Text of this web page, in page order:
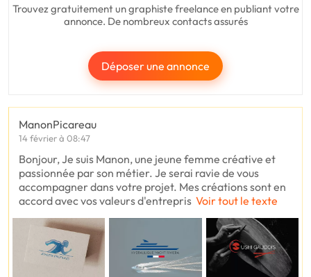
Trouvez gratuitement un graphiste freelance en publiant votre
annonce. De nombreux contacts assurés
Déposer une annonce
ManonPicareau
14 février à 08:47
Bonjour, Je suis Manon, une jeune femme créative et
passionnée par son métier. Je serai ravie de vous
accompagner dans votre projet. Mes créations sont en
accord avec vos valeurs d'entrepris Voir tout le texte